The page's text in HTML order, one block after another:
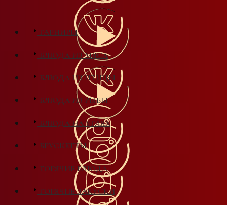
ГАРНИРЫ
БЛЮДА ИЗ МЯСА
БЛЮДА ИЗ ПТИЦЫ
БЛЮДА ИЗ РЫБЫ
БЛЮДА НА УГЛЯХ
БРУСКЕТТЫ
ГОРЯЧИЕ БЛЮДА
ГОРЯЧИЕ ЗАКУСКИ